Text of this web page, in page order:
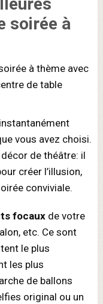
soirée à
vous avez choisi.
de théâtre: il
créer l’illusion,
conviviale.
focauxde votre
etc. Ce sont
le plus
les plus
de ballons
original ou un